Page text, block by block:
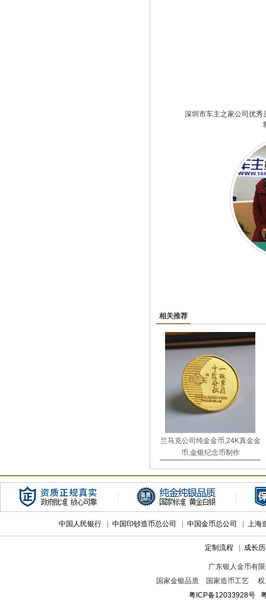
深圳市车主之家公司优
相关推荐
兰马克公司纯金金币,24K真金金
币,金银纪念币制作
中国人民银行 中国印钞造币总公司 中国金币总公司 上海
定制流程 成长
广东银人金币有
国家金银品质 国家造币工艺 权
粤ICP备12033928号